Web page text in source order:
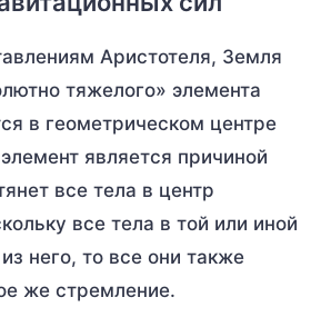
Аристотеля, Земля
тяжелого» элемента
в геометрическом центре
является причиной
все тела в центр
все тела в той или иной
него, то все они также
же стремление.